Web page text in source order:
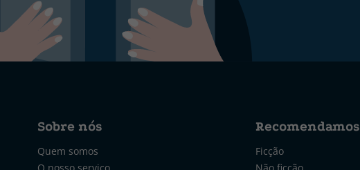
Sobre nós
Quem somos
Recomendamos
Ficção